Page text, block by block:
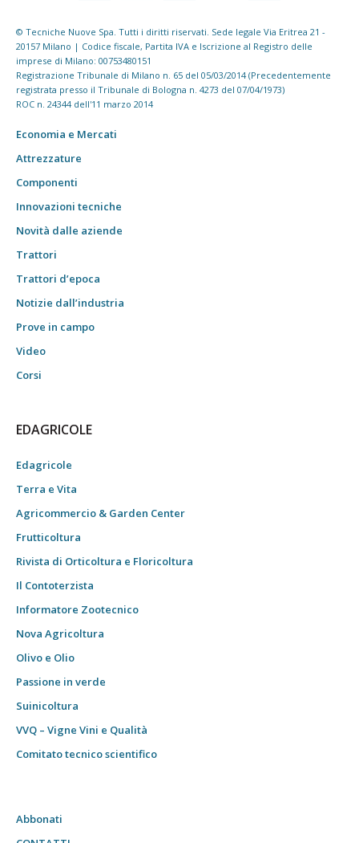
© Tecniche Nuove Spa. Tutti i diritti riservati. Sede legale Via Eritrea 21 -
20157 Milano | Codice fiscale, Partita IVA e Iscrizione al Registro delle
imprese di Milano: 00753480151
Registrazione Tribunale di Milano n. 65 del 05/03/2014 (Precedentemente
registrata presso il Tribunale di Bologna n. 4273 del 07/04/1973)
ROC n. 24344 dell'11 marzo 2014
Economia e Mercati
Attrezzature
Componenti
Innovazioni tecniche
Novità dalle aziende
Trattori
Trattori d’epoca
Notizie dall’industria
Prove in campo
Video
Corsi
EDAGRICOLE
Edagricole
Terra e Vita
Agricommercio & Garden Center
Frutticoltura
Rivista di Orticoltura e Floricoltura
Il Contoterzista
Informatore Zootecnico
Nova Agricoltura
Olivo e Olio
Passione in verde
Suinicoltura
VVQ – Vigne Vini e Qualità
Comitato tecnico scientifico
Abbonati